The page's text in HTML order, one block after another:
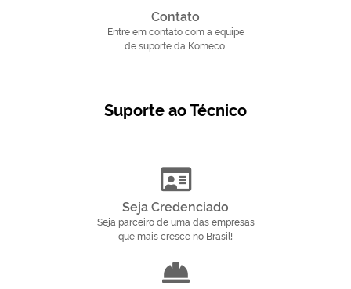
Contato
Entre em contato com a equipe
de suporte da Komeco.
Suporte ao Técnico
Seja Credenciado
Seja parceiro de uma das empresas
que mais cresce no Brasil!